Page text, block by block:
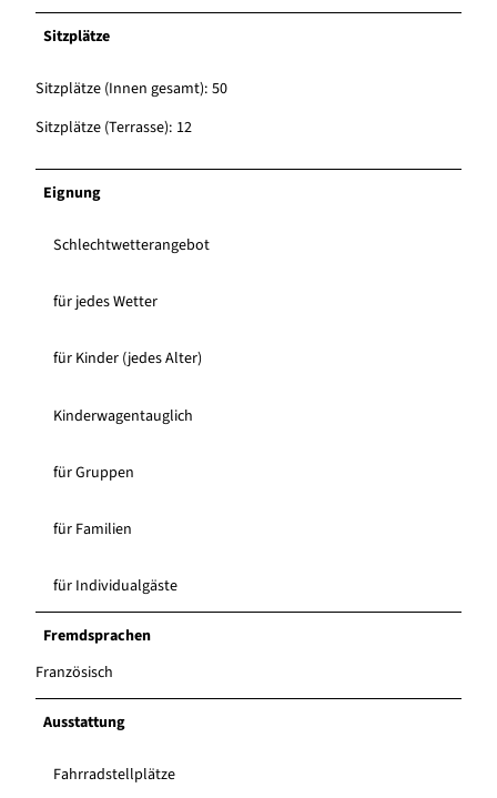
Sitzplätze
Sitzplätze (Innen gesamt): 50
Sitzplätze (Terrasse): 12
Eignung
Schlechtwetterangebot
für jedes Wetter
für Kinder (jedes Alter)
Kinderwagentauglich
für Gruppen
für Familien
für Individualgäste
Fremdsprachen
Französisch
Ausstattung
Fahrradstellplätze